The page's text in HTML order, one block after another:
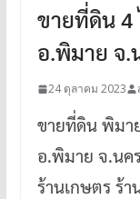
ขายที่ดิน 4
อ.พิมาย จ.
24 ตุลาคม 2023
ขายที่ดิน พิมาย
อ.พิมาย จ.นค
ร้านเกษตร ร้